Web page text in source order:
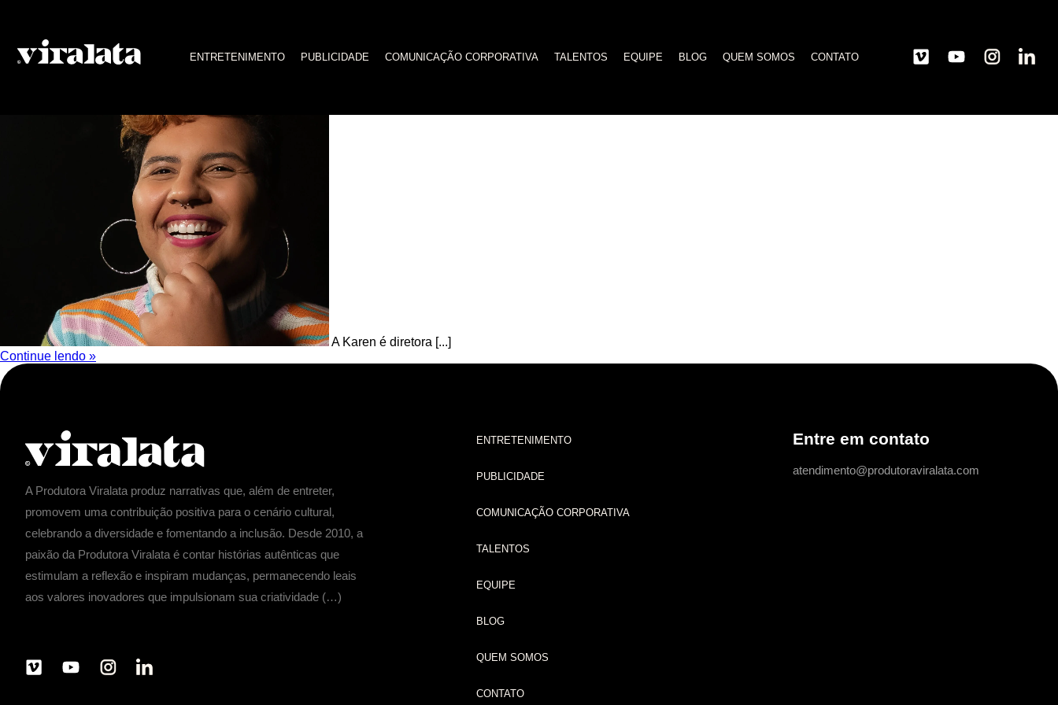
ENTRETENIMENTO PUBLICIDADE COMUNICAÇÃO CORPORATIVA TALENTOS EQUIPE BLOG QUEM SOMOS CONTATO
A Karen é diretora [...]
Continue lendo »
A Produtora Viralata produz narrativas que, além de entreter,
promovem uma contribuição positiva para o cenário cultural,
celebrando a diversidade e fomentando a inclusão. Desde 2010, a
paixão da Produtora Viralata é contar histórias autênticas que
estimulam a reflexão e inspiram mudanças, permanecendo leais
aos valores inovadores que impulsionam sua criatividade (…)
ENTRETENIMENTO
PUBLICIDADE
COMUNICAÇÃO CORPORATIVA
TALENTOS
EQUIPE
BLOG
QUEM SOMOS
CONTATO
Entre em contato
atendimento@produtoraviralata.com